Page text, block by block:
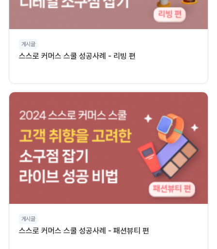
게시글
스스로 커머스 스쿨 성공사례 - 리빙 편
게시글
스스로 커머스 스쿨 성공사례 - 패션뷰티 편